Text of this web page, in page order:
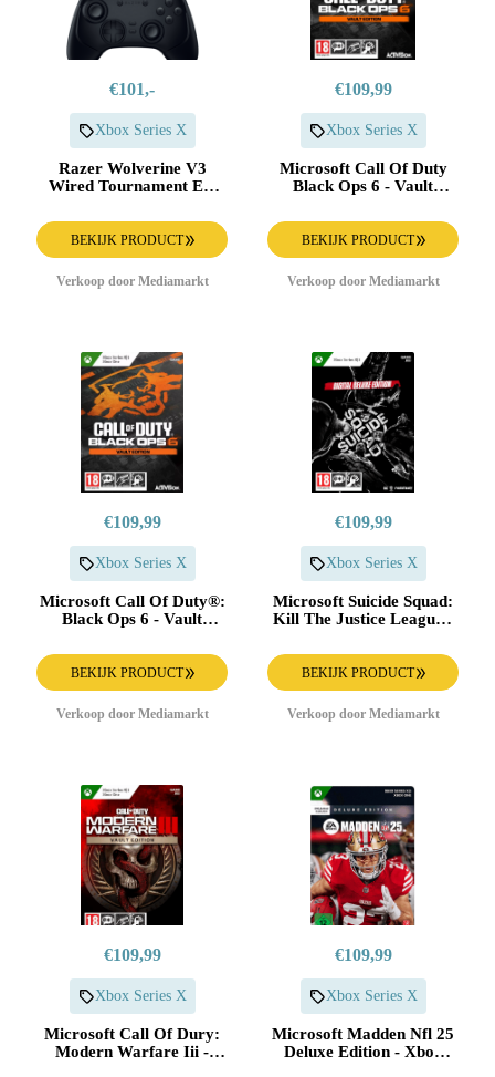
€101,-
Xbox Series X
Razer Wolverine V3
Wired Tournament Ed.
X Zwart
BEKIJK PRODUCT
Verkoop door Mediamarkt
€109,99
Xbox Series X
Microsoft Call Of Duty
Black Ops 6 - Vault
BEKIJK PRODUCT
Verkoop door Mediamarkt
€109,99
Xbox Series X
Microsoft Call Of Duty®:
Black Ops 6 - Vault
Xbox Series X & One
BEKIJK PRODUCT
Verkoop door Mediamarkt
€109,99
Xbox Series X
Microsoft Suicide Squad:
Kill The Justice League -
Series X
BEKIJK PRODUCT
Verkoop door Mediamarkt
€109,99
Xbox Series X
Microsoft Call Of Dury:
Modern Warfare Iii -
€109,99
Xbox Series X
Microsoft Madden Nfl 25
Deluxe Edition - Xbox